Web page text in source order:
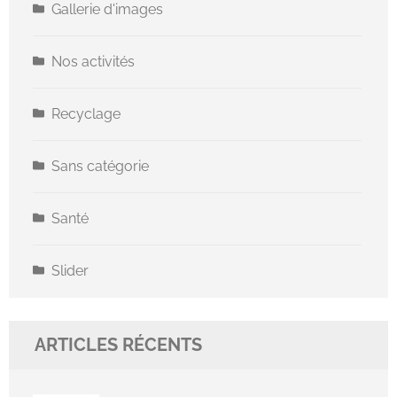
Gallerie d'images
Nos activités
Recyclage
Sans catégorie
Santé
Slider
ARTICLES RÉCENTS